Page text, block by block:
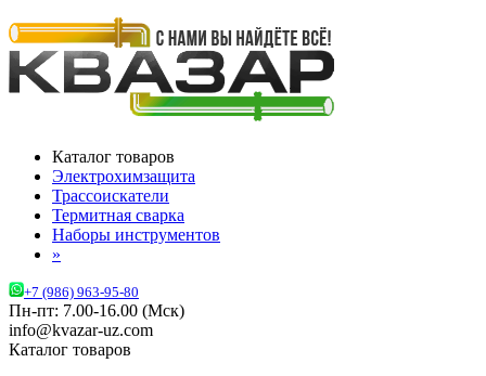
Каталог товаров
Электрохимзащита
Трассоискатели
Термитная сварка
Наборы инструментов
»
+7 (986) 963-95-80
Пн-пт: 7.00-16.00 (Мск)
info@kvazar-uz.com
Каталог товаров